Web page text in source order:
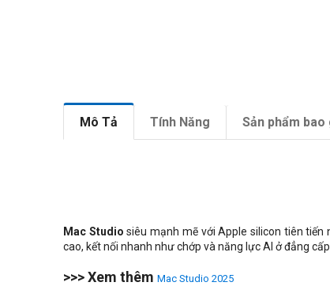
Mô Tả Tính Năng Sản phẩm bao
Mac Studiosiêu mạnh mẽ với Apple silicon tiên tiến
cao, kết nối nhanh như chớp và năng lực AI ở đẳng
>>> Xem thêm Mac Studio 2025